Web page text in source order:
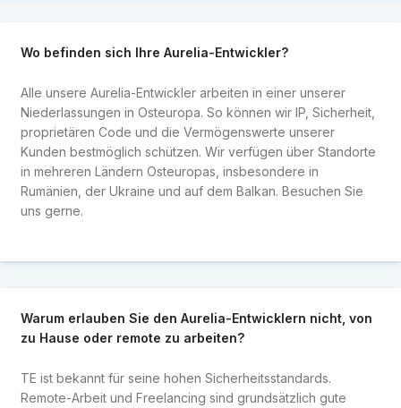
Wo befinden sich Ihre Aurelia-Entwickler?
Alle unsere Aurelia-Entwickler arbeiten in einer unserer
Niederlassungen in Osteuropa. So können wir IP, Sicherheit,
proprietären Code und die Vermögenswerte unserer
Kunden bestmöglich schützen. Wir verfügen über Standorte
in mehreren Ländern Osteuropas, insbesondere in
Rumänien, der Ukraine und auf dem Balkan. Besuchen Sie
uns gerne.
Warum erlauben Sie den Aurelia-Entwicklern nicht, von
zu Hause oder remote zu arbeiten?
TE ist bekannt für seine hohen Sicherheitsstandards.
Remote-Arbeit und Freelancing sind grundsätzlich gute